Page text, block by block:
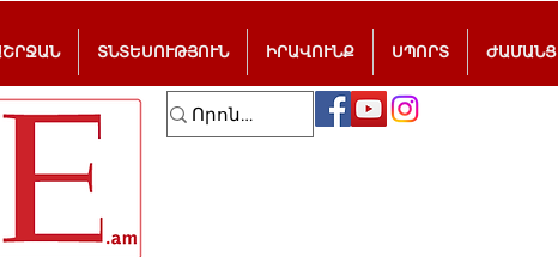
ՏՆՏԵՍՈՒԹՅՈՒՆ ԻՐԱՎՈՒՆՔ ՍՊՈՐՏ ԺԱՄԱՆՑ